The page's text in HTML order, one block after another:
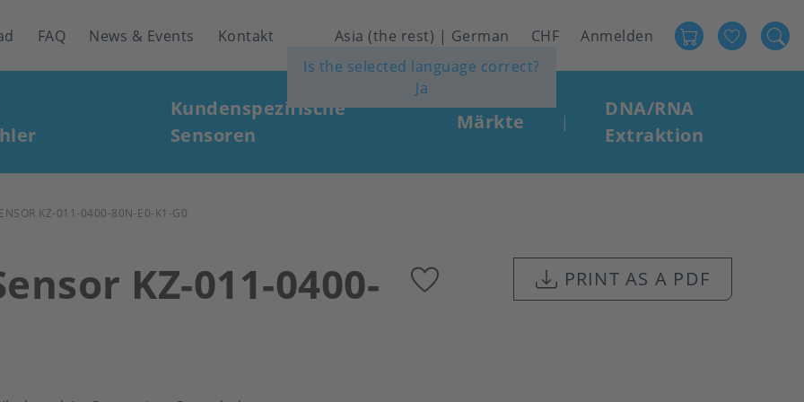
FAQ News & Events Kontakt
Asia (the rest) | German
Is the selected language correct?
Ja
CHF
User
account
menu
Anmelden
Kundenspezifische
Sensoren
Märkte |
DNA/RNA
Extraktion
KZ-011-0400-80N-E0-K1-G0
KZ-011-0400-
PRINT AS A PDF